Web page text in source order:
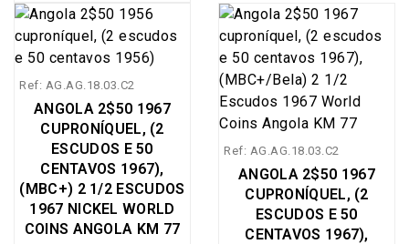
Ref: AG.AG.18.03.C2
ANGOLA 2$50 1967
CUPRONÍQUEL, (2
ESCUDOS E 50
CENTAVOS 1967),
(MBC+) 2 1/2 ESCUDOS
1967 NICKEL WORLD
COINS ANGOLA KM 77
Ref: AG.AG.18.03.C2
ANGOLA 2$50 1967
CUPRONÍQUEL, (2
ESCUDOS E 50
CENTAVOS 1967),